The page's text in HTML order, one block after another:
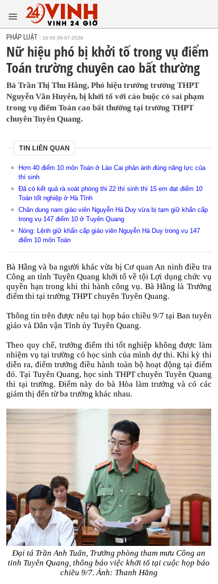
PHÁP LUẬT 16:00 09-07-2026
Nữ hiệu phó bị khởi tố trong vụ điểm
Toán trường chuyên cao bất thường
Bà Trần Thị Thu Hằng, Phó hiệu trưởng trường THPT
Nguyễn Văn Huyên, bị khởi tố với cáo buộc có sai phạm
trong vụ điểm Toán cao bất thường tại trường THPT
chuyên Tuyên Quang.
TIN LIÊN QUAN
Hơn 40 điểm 10 môn Toán ở Lào Cai phản ánh đúng năng lực của
thí sinh
Đã có kết quả rà soát phòng thi 22 thí sinh thì 15 em đạt điểm 10
Toán tốt nghiệp ở Hà Tĩnh
Chân dung nam giáo viên Nguyễn Hà Duy vừa bị tạm giữ khẩn cấp
trong vụ 147 điểm 10 ở Tuyên Quang
Nóng: Lệnh giữ khẩn cấp giáo viên Nguyễn Hà Duy trong vụ 147
điểm 10 môn Toán
Bà Hằng và ba người khác vừa bị Cơ quan An ninh điều tra
Công an tỉnh Tuyên Quang khởi tố về tội Lợi dụng chức vụ
quyền hạn trong khi thi hành công vụ. Bà Hằng là Trưởng
điểm thi tại trường THPT chuyên Tuyên Quang.
Thông tin trên được nêu tại họp báo chiều 9/7 tại Ban tuyên
giáo và Dân vận Tỉnh ủy Tuyên Quang.
Theo quy chế, trưởng điểm thi tốt nghiệp không được làm
nhiệm vụ tại trường có học sinh của mình dự thi. Khi kỳ thi
diễn ra, điểm trưởng điều hành toàn bộ hoạt động tại điểm
đó. Tại Tuyên Quang, học sinh THPT chuyên Tuyên Quang
thi tại trường. Điểm này do bà Hòa làm trưởng và có các
giám thị đến từ ba trường khác nhau.
Đại tá Trần Anh Tuấn, Trưởng phòng tham mưu Công an
tỉnh Tuyên Quang, thông báo việc khởi tố tại cuộc họp báo
chiều 9/7. Ảnh: Thanh Hằng